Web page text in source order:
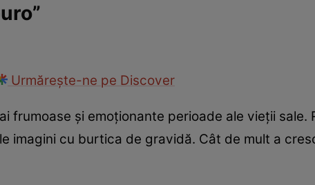
Urmărește-ne pe Discover
frumoase și emoționante perioade ale vieții sale.
imagini cu burtica de gravidă. Cât de mult a